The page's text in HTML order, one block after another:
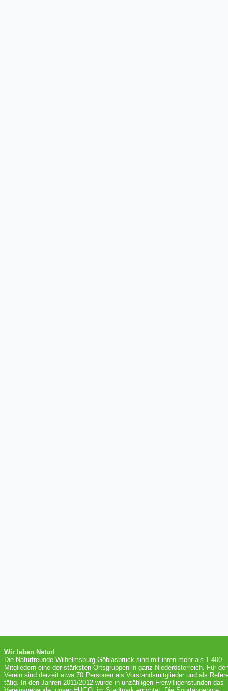
Wir leben Natur!
Die Naturfreunde Wilhelmsburg-Göblasbruck sind mit ihren mehr als 1.400
Mitgliedern eine der stärksten Ortsgruppen in ganz Niederösterreich. Für
Verein sind derzeit etwa 70 Personen als Vorstandsmitglieder und als
tätig. In den Jahren 2011/2012 wurde in unzähligen Freiwilligenstunden das